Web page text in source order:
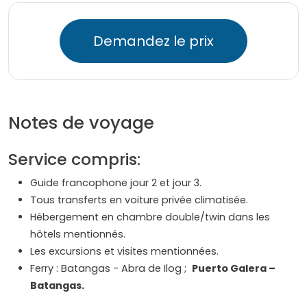
Demandez le prix
Notes de voyage
Service compris:
Guide francophone jour 2 et jour 3.
Tous transferts en voiture privée climatisée.
Hébergement en chambre double/twin dans les
hôtels mentionnés.
Les excursions et visites mentionnées.
Ferry : Batangas - Abra de Ilog ; Puerto Galera –
Batangas.